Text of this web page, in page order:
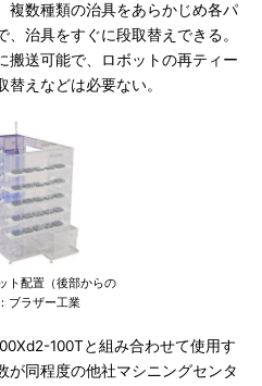
複数種類の治具をあらかじめ各パ
治具をすぐに段取替えできる。
搬送可能で、ロボットの再ティー
えなどは必要ない。
ト配置（後部からの
ブラザー工業
100Tと組み合わせて使用す
が同程度の他社マシニングセンタ